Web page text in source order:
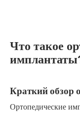
Что такое
Краткий обзор
Ортопедические